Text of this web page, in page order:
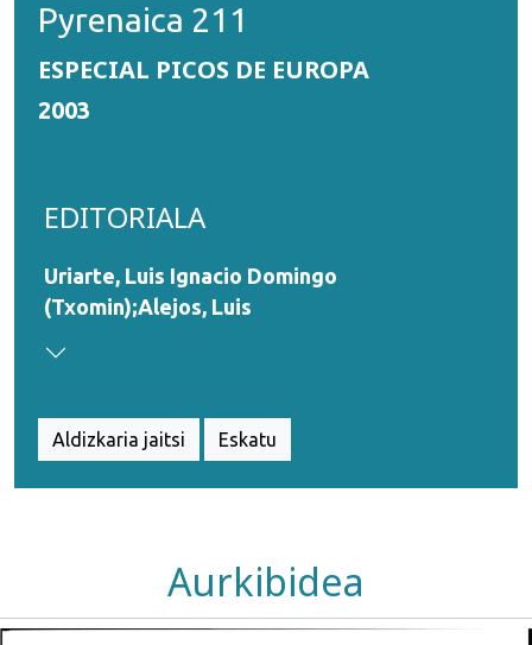
Pyrenaica 211
ESPECIAL PICOS DE EUROPA
2003
EDITORIALA
Uriarte, Luis Ignacio Domingo
(Txomin);Alejos, Luis
Aldizkaria jaitsi Eskatu
Aurkibidea